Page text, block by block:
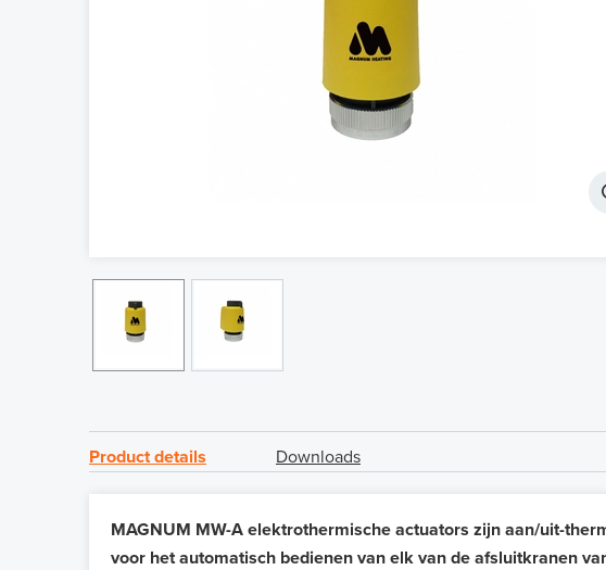
Product details Downloads
MAGNUM MW-A elektrothermische actuators zijn aan/uit-
voor het automatisch bedienen van elk van de afsluitkranen